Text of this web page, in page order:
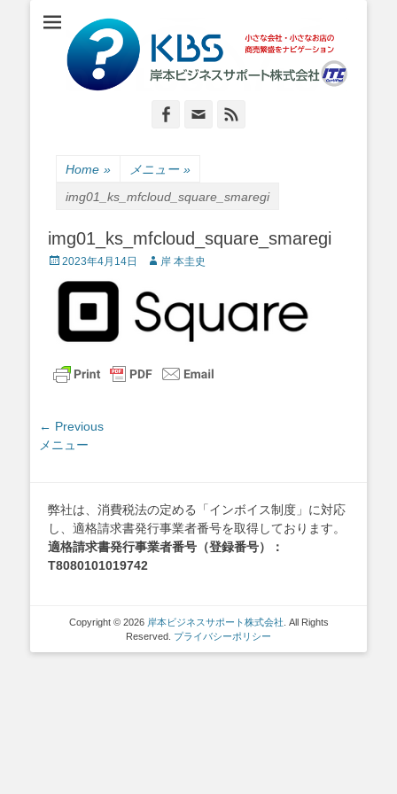
岸本ビジネスサポ
ート株式会社
小さな会社・小さなお店のIT経営をナビゲーション
Facebook
Email
Home » メニュー »
img01_ks_mfcloud_square_smaregi
img01_ks_mfcloud_square_smaregi
Posted
2023年4月14日 Author
岸 本圭史
投
稿
ゲ
ー
シ
ョ
← Previous
Previous
メニュー
弊社は、消費税法の定める「インボイス制度」に対応
し、適格請求書発行事業者番号を取得しております。
適格請求書発行事業者番号（登録番号）：
T8080101019742
Copyright © 2026 岸本ビジネスサポート株式会社 . All Rights
Reserved. プライバシーポリシー